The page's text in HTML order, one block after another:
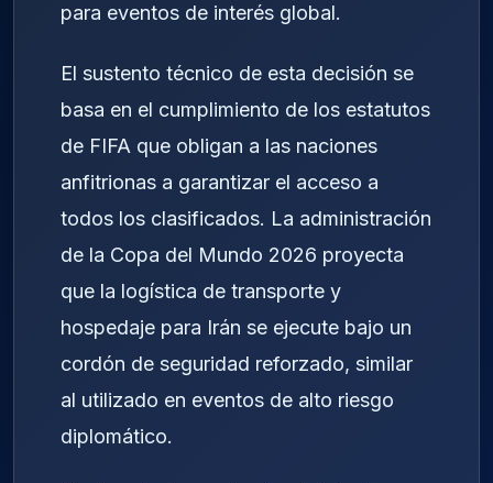
para eventos de interés global.
El sustento técnico de esta decisión se
basa en el cumplimiento de los estatutos
de FIFA que obligan a las naciones
anfitrionas a garantizar el acceso a
todos los clasificados. La administración
de la Copa del Mundo 2026 proyecta
que la logística de transporte y
hospedaje para Irán se ejecute bajo un
cordón de seguridad reforzado, similar
al utilizado en eventos de alto riesgo
diplomático.